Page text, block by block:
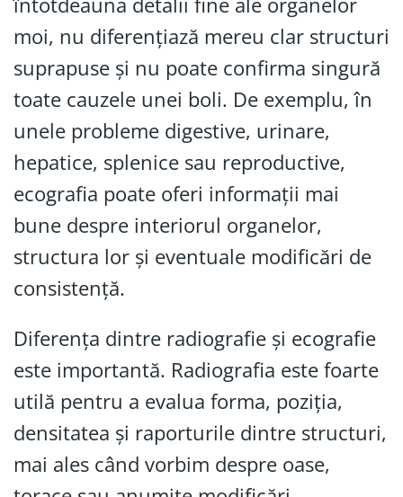
moi, nu diferențiază mereu clar structuri
suprapuse și nu poate confirma singură
toate cauzele unei boli. De exemplu, în
unele probleme digestive, urinare,
hepatice, splenice sau reproductive,
ecografia poate oferi informații mai
bune despre interiorul organelor,
structura lor și eventuale modificări de
consistență.
Diferența dintre radiografie și ecografie
este importantă. Radiografia este foarte
utilă pentru a evalua forma, poziția,
densitatea și raporturile dintre structuri,
mai ales când vorbim despre oase,